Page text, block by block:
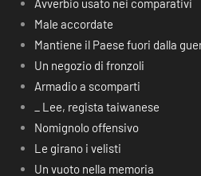
Avverbio usato nei comparativi
Male accordate
Mantiene il Paese fuori dalla
Un negozio di fronzoli
Armadio a scomparti
_ Lee, regista taiwanese
Nomignolo offensivo
Le girano i velisti
Un vuoto nella memoria